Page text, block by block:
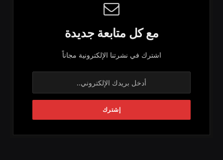
مع كل متابعة جديدة
اشترك في نشرتنا الإلكترونية مجاناً